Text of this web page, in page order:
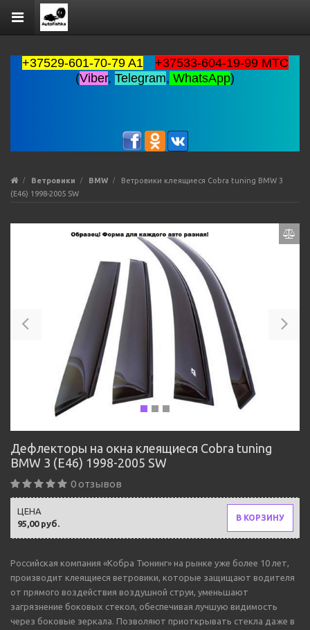
+37529-601-70-79 A1
+37533-604-19-99 MTC
(Viber, Telegram, WhatsApp)
Ветровики BMW
Ветровики клеящиеся Cobra tuning BMW 3
(E46) 1998-2005 SW
Previous
Дефлекторы на окна клеящиеся Cobra tuning
BMW 3 (E46) 1998-2005 SW
0 отзывов
95,00 руб.
ЦЕНА
В КОРЗИНУ
Российская компания «Кобра Тюнинг» на рынке уже более 10 лет,
производит клеящиеся ветровики, которые защищают водителя
от прямого воздействия воздушной струи, уменьшают
загрязнение боковых стекол, обеспечивая лучшую видимость
через боковые зеркала. Позволяют приоткрывать стекла даже в